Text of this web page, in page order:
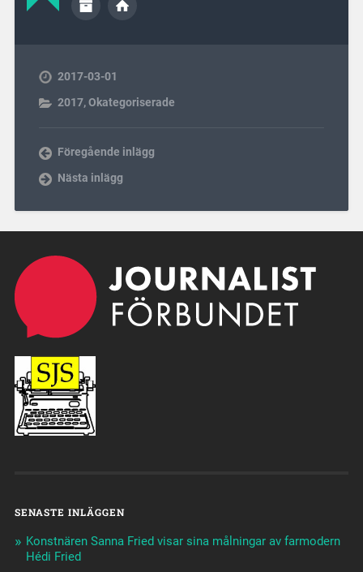
2017-03-01
2017,Okategoriserade
Föregående inlägg
Nästa inlägg
SENASTE INLÄGGEN
Konstnären Sanna Fried visar sina målningar av farmodern
Hédi Fried